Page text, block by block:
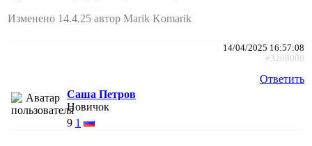
Изменено 14.4.25 автор Marik Komarik
14/04/2025 16:57:08
#3208000
Ответить
Саша Петров
Новичок
9 1